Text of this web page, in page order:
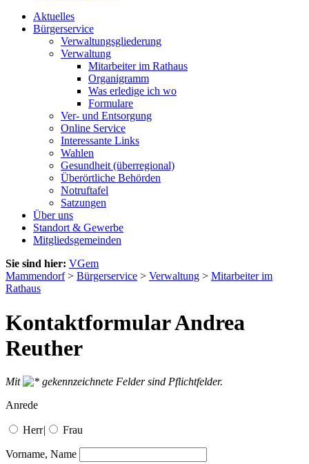
Aktuelles
Bürgerservice
Verwaltungsgliederung
Verwaltung
Mitarbeiter im Rathaus
Organigramm
Was erledige ich wo
Formulare
Ver- und Entsorgung
Online Service
Interessante Links
Wahlen
Gesundheit (überregional)
Überörtliche Behörden
Notruftafel
Satzungen
Über uns
Standort & Gewerbe
Mitgliedsgemeinden
Sie sind hier: VGem
Mammendorf> Bürgerservice > Verwaltung > Mitarbeiter im
Rathaus
Kontaktformular Andrea
Reuther
Mit
gekennzeichnete Felder sind Pflichtfelder.
Anrede
Herr| Frau
Vorname, Name